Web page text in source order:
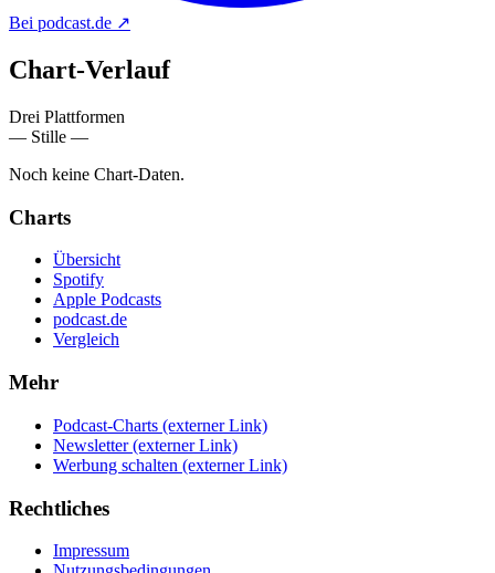
Bei podcast.de ↗
Chart-Verlauf
Drei Plattformen
— Stille —
Noch keine Chart-Daten.
Charts
Übersicht
Spotify
Apple Podcasts
podcast.de
Vergleich
Mehr
Podcast-Charts (externer Link)
Newsletter (externer Link)
Werbung schalten (externer Link)
Rechtliches
Impressum